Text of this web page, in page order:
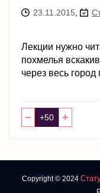
23.11.2015
Лекции нужно
похмелья
через весь
− +
Copyright © 2024